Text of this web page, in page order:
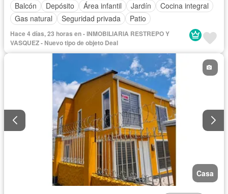
Balcón
Depósito Área infantil Jardín
Cocina integral
Gas natural
Seguridad privada Patio
Hace 4 días, 23 horas en - INMOBILIARIA RESTREPO Y
VASQUEZ - Nuevo tipo de objeto Deal
Casa